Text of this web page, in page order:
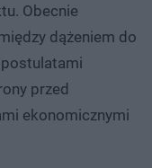
Obecnie
dążeniem do
przed
ekonomicznymi